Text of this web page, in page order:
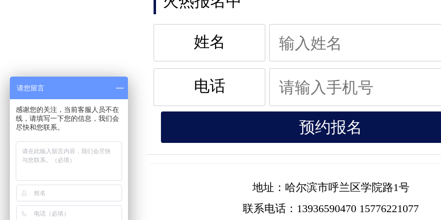
姓名
电话
地址： 哈尔滨市呼兰区学院路1号
联系电话： 13936590470 15776221077
请您留言
感谢您的关注，当前客服人员不在
线，请填写一下您的信息，我们会
尽快和您联系。